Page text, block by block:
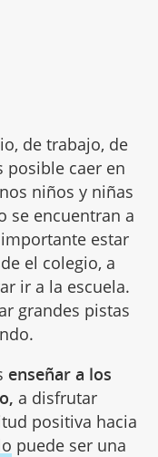
de trabajo, de
posible caer en
niños y niñas
se encuentran a
estar
el colegio, a
ir a la escuela.
grandes pistas
enseñar a los
a disfrutar
positiva hacia
puede ser una